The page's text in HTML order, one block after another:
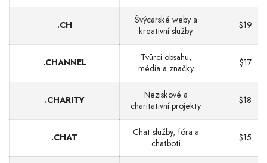
.CH
Švýcarské weby a
kreativní služby
$19
.CHANNEL
Tvůrci obsahu,
média a značky
$17
.CHARITY
Neziskové a
charitativní projekty
$18
.CHAT
Chat služby, fóra a
chatboti
$15